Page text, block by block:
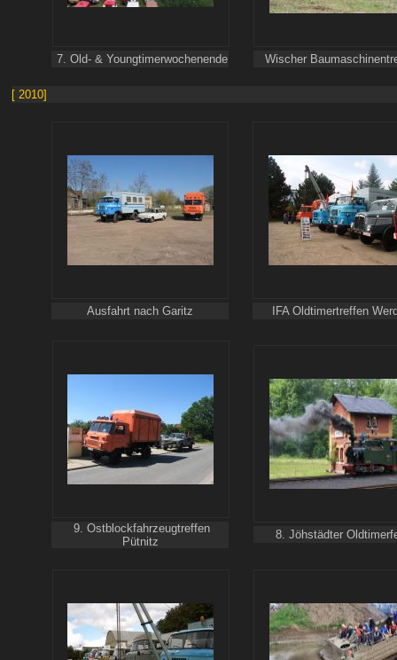
7. Old- & Youngtimerwochenende Wischer
[ 2010]
Ausfahrt nach Garitz IFA Oldtimertreffen
9. Ostblockfahrzeugtreffen
Pütnitz
8. Jöhstädter